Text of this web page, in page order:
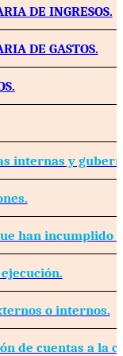
DE INGRESOS.
DE GASTOS.
internas y
han incumplido
o internos.
de cuentas a la